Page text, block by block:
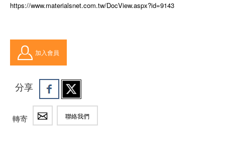
https://www.materialsnet.com.tw/DocView.aspx?id=9143
加入會員
分享
轉寄 聯絡我們